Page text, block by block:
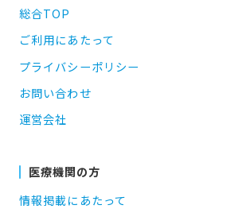
総合TOP
ご利用にあたって
プライバシーポリシー
お問い合わせ
運営会社
医療機関の方
情報掲載にあたって